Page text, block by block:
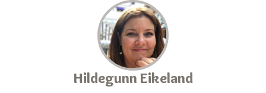
Hildegunn Eikeland